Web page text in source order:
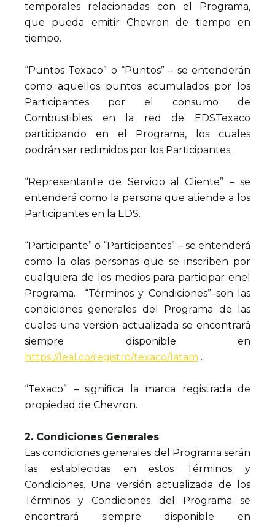
temporales relacionadas con el Programa,
que pueda emitir Chevron de tiempo en
tiempo.
“Puntos Texaco” o “Puntos” – se entenderán
como aquellos puntos acumulados por los
Participantes por el consumo de
Combustibles en la red de EDSTexaco
participando en el Programa, los cuales
podrán ser redimidos por los Participantes.
“Representante de Servicio al Cliente” – se
entenderá como la persona que atiende a los
Participantes en la EDS.
“Participante” o “Participantes” – se entenderá
como la olas personas que se inscriben por
cualquiera de los medios para participar enel
Programa. “Términos y Condiciones”–son las
condiciones generales del Programa de las
cuales una versión actualizada se encontrará
siempre disponible en
https://leal.co/registro/texaco/latam .
“Texaco” – significa la marca registrada de
propiedad de Chevron.
2. Condiciones Generales
Las condiciones generales del Programa serán
las establecidas en estos Términos y
Condiciones. Una versión actualizada de los
Términos y Condiciones del Programa se
encontrará siempre disponible en